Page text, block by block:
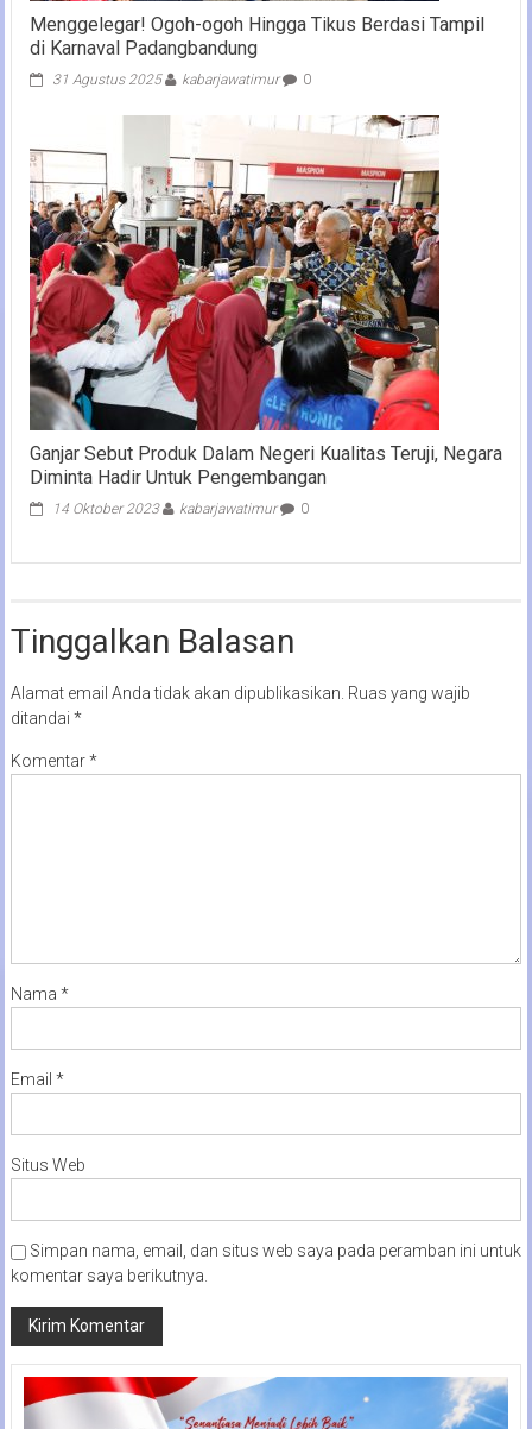
Menggelegar! Ogoh-ogoh Hingga Tikus Berdasi Tampil
di Karnaval Padangbandung
31 Agustus 2025 kabarjawatimur 0
Ganjar Sebut Produk Dalam Negeri Kualitas Teruji, Negara
Diminta Hadir Untuk Pengembangan
14 Oktober 2023 kabarjawatimur 0
Tinggalkan Balasan
Alamat email Anda tidak akan dipublikasikan. Ruas yang wajib
ditandai *
Komentar*
Nama *
Email *
Situs Web
Simpan nama, email, dan situs web saya pada peramban ini untuk
komentar saya berikutnya.